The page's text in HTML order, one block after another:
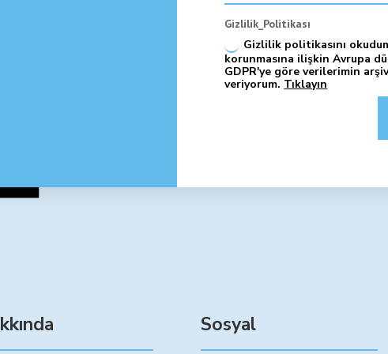
Gizlilik_Politikası
Gizlilik politikasını
korunmasına ilişkin Avrupa
GDPR'ye göre verilerimin
veriyorum. Tıklayın
Sosyal